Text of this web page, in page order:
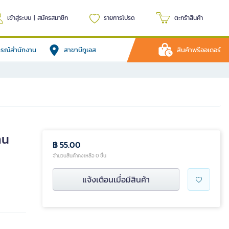
เข้าสู่ระบบ | สมัครสมาชิก รายการโปรด ตะกร้าสินค้า
รณ์สำนักงาน สาขาบีทูเอส สินค้าพรีออเดอร์
฿ 55.00
จำนวนสินค้าคงเหลือ 0 ชิ้น
แจ้งเตือนเมื่อมีสินค้า